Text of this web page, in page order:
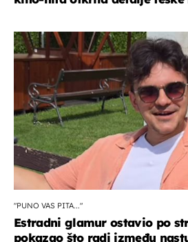
"PUNO VAS PITA..."
Estradni glamur ostavio po
pokazao što radi između